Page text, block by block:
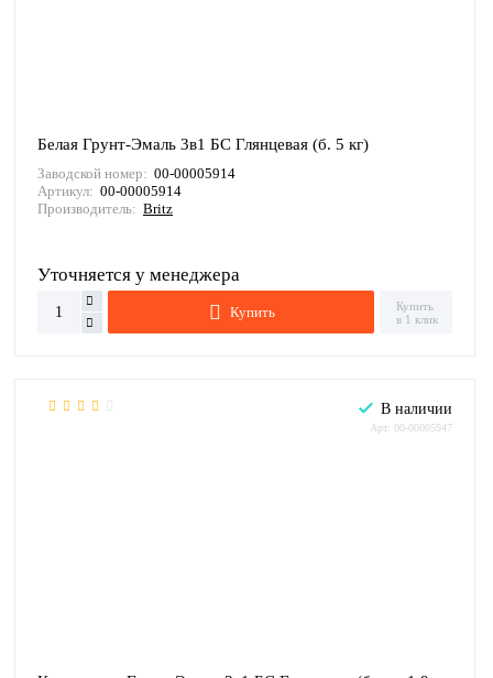
Белая Грунт-Эмаль 3в1 БС Глянцевая (б. 5 кг)
Заводской номер: 00-00005914
Артикул: 00-00005914
Производитель: Britz
Уточняется у менеджера
Купить
Купить
в 1 клик
В наличии
Арт: 00-00005947